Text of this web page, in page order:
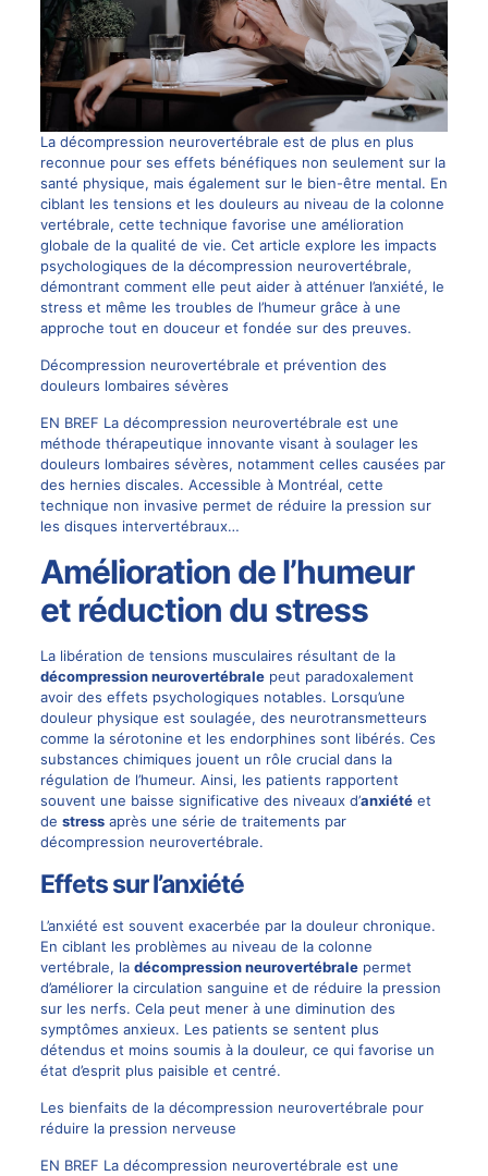
La décompression neurovertébrale est de plus en plus
reconnue pour ses effets bénéfiques non seulement sur la
santé physique, mais également sur le bien-être mental. En
ciblant les tensions et les douleurs au niveau de la colonne
vertébrale, cette technique favorise une amélioration
globale de la qualité de vie. Cet article explore les impacts
psychologiques de la décompression neurovertébrale,
démontrant comment elle peut aider à atténuer l’anxiété, le
stress et même les troubles de l’humeur grâce à une
approche tout en douceur et fondée sur des preuves.
Décompression neurovertébrale et prévention des
douleurs lombaires sévères
EN BREF La décompression neurovertébrale est une
méthode thérapeutique innovante visant à soulager les
douleurs lombaires sévères, notamment celles causées par
des hernies discales. Accessible à Montréal, cette
technique non invasive permet de réduire la pression sur
les disques intervertébraux…
Amélioration de l’humeur
et réduction du stress
La libération de tensions musculaires résultant de la
décompression neurovertébralepeut paradoxalement
avoir des effets psychologiques notables. Lorsqu’une
douleur physique est soulagée, des neurotransmetteurs
comme la sérotonine et les endorphines sont libérés. Ces
substances chimiques jouent un rôle crucial dans la
régulation de l’humeur. Ainsi, les patients rapportent
souvent une baisse significative des niveaux d’anxiétéet
de stressaprès une série de traitements par
décompression neurovertébrale.
Effets sur l’anxiété
L’anxiété est souvent exacerbée par la douleur chronique.
En ciblant les problèmes au niveau de la colonne
vertébrale, la décompression neurovertébralepermet
d’améliorer la circulation sanguine et de réduire la pression
sur les nerfs. Cela peut mener à une diminution des
symptômes anxieux. Les patients se sentent plus
détendus et moins soumis à la douleur, ce qui favorise un
état d’esprit plus paisible et centré.
Les bienfaits de la décompression neurovertébrale pour
réduire la pression nerveuse
EN BREF La décompression neurovertébrale est une